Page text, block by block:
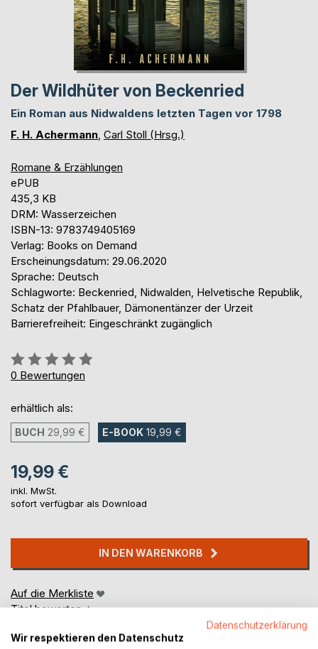
Der Wildhüter von Beckenried
Ein Roman aus Nidwaldens letzten Tagen vor 1798
F. H. Achermann Carl Stoll (Hrsg.)
Romane & Erzählungen
ePUB
435,3 KB
DRM: Wasserzeichen
ISBN-13: 9783749405169
Verlag: Books on Demand
Erscheinungsdatum: 29.06.2020
Sprache: Deutsch
Schlagworte: Beckenried, Nidwalden, Helvetische Republik,
Schatz der Pfahlbauer, Dämonentänzer der Urzeit
Barrierefreiheit: Eingeschränkt zugänglich
Bewertung::
0%
0 Bewertungen
erhältlich als:
BUCH 29,99 € E-BOOK 19,99 €
19,99 €
inkl. MwSt.
sofort verfügbar als Download
IN DEN WARENKORB
Auf die Merkliste
Titel bewerten
Datenschutzerklärung
Wir respektieren den Datenschutz